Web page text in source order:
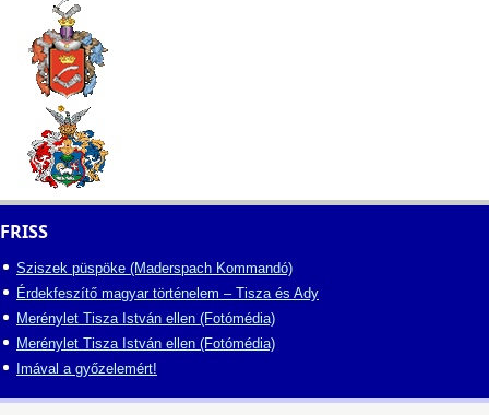
FRISS
Sziszek püspöke (Maderspach Kommandó)
Érdekfeszítő magyar történelem – Tisza és Ady
Merénylet Tisza István ellen (Fotómédia)
Merénylet Tisza István ellen (Fotómédia)
Imával a győzelemért!